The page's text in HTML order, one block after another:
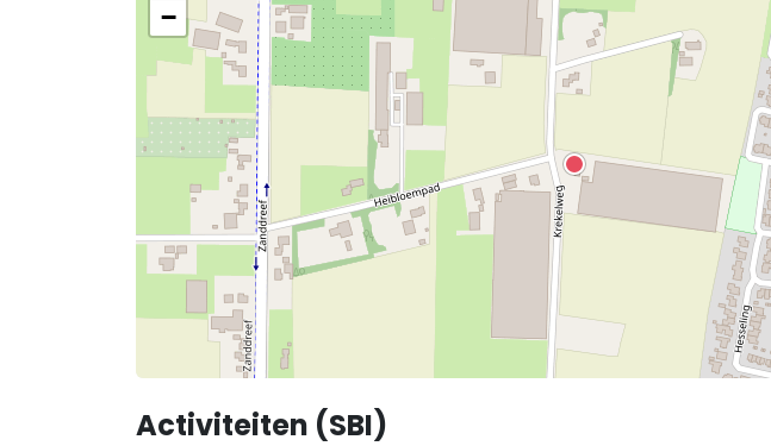
−
Activiteiten (SBI)